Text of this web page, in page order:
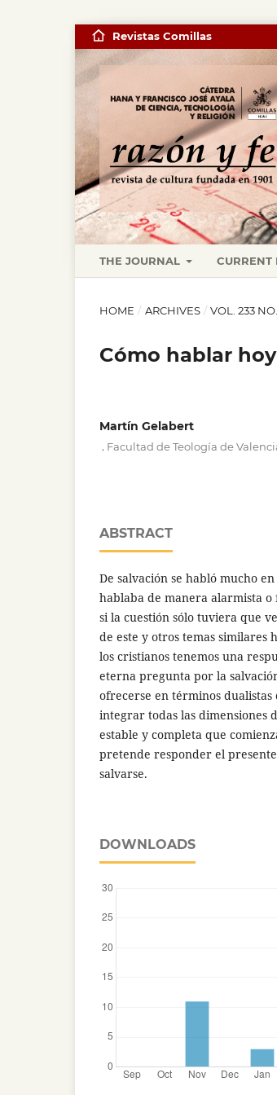
THE JOURNAL CURRENT
Revistas Comillas
HOME / ARCHIVES / VOL. 233
Cómo hablar
Martín Gelabert
Facultad de Teología de
ABSTRACT
De salvación se habló mucho
hablaba de manera alarmista o
si la cuestión sólo tuviera que
de este y otros temas similares
los cristianos tenemos una
eterna pregunta por la
ofrecerse en términos dualistas
integrar todas las dimensiones
estable y completa que
pretende responder el
salvarse.
DOWNLOADS